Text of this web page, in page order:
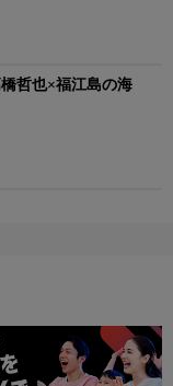
哲也×福江島の海